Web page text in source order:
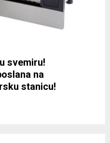
svemiru!
na
stanicu!